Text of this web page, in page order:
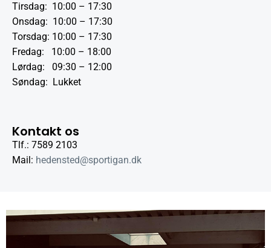
Tirsdag: 10:00 – 17:30
Onsdag: 10:00 – 17:30
Torsdag: 10:00 – 17:30
Fredag: 10:00 – 18:00
Lørdag: 09:30 – 12:00
Søndag: Lukket
Kontakt os
Tlf.: 7589 2103
Mail: hedensted@sportigan.dk